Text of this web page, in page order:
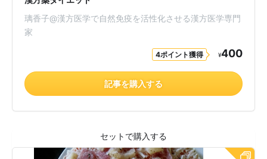
璃香子@漢方医学で自然免疫を活性化させる漢方医学専門
家
4ポイント獲得 ¥400
記事を購入する